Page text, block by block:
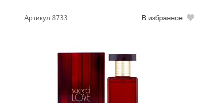
Артикул 8733 В избранное